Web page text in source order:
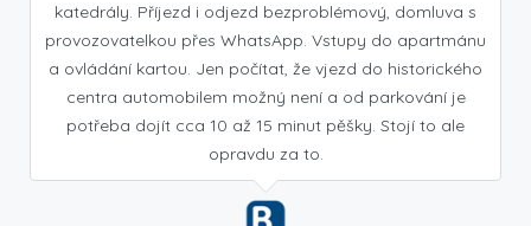
katedrály. Příjezd i odjezd bezproblémový, domluva s
provozovatelkou přes WhatsApp. Vstupy do apartmánu
a ovládání kartou. Jen počítat, že vjezd do historického
centra automobilem možný není a od parkování je
potřeba dojít cca 10 až 15 minut pěšky. Stojí to ale
opravdu za to.